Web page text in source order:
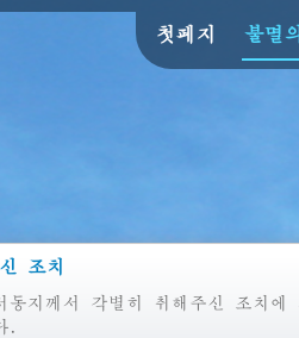
첫페지 불멸
조치
동지께서 각별히 취해주신 조치
.